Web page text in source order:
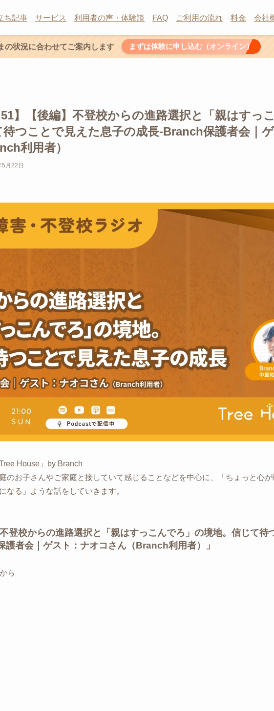
ち記事 サービス 利用者の声・体験談 FAQ ご利用の流れ 料金 会社
の状況に合わせてご案内します まずは体験に申し込む（オンライン）
51】【後編】不登校からの進路選択と「親はすっ
待つことで見えた息子の成長-Branch保護者会｜
利用者）
月22日
House」by Branch
のお子さんやご家庭と接していて感じることなどを中心に、「ちょっと心が
なる」ような話をしていきます。
登校からの進路選択と「親はすっこんでろ」の境地。信じて待
者会｜ゲスト：ナオコさん（Branch利用者）」
ら